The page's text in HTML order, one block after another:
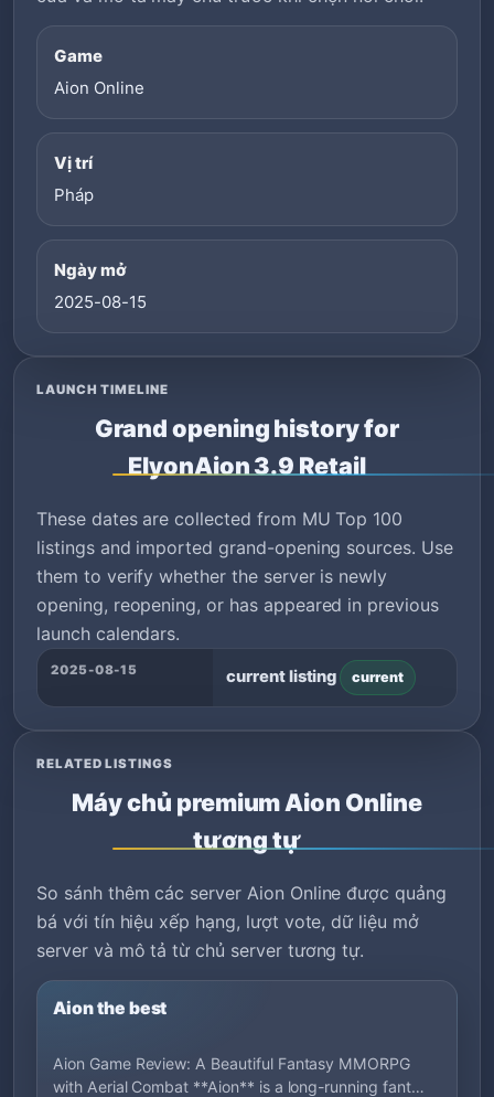
Game
Aion Online
Vị trí
Pháp
Ngày mở
2025-08-15
LAUNCH TIMELINE
Grand opening history for
ElyonAion 3.9 Retail
These dates are collected from MU Top 100
listings and imported grand-opening sources. Use
them to verify whether the server is newly
opening, reopening, or has appeared in previous
launch calendars.
2025-08-15 current listing current
RELATED LISTINGS
Máy chủ premium Aion Online
tương tự
So sánh thêm các server Aion Online được quảng
bá với tín hiệu xếp hạng, lượt vote, dữ liệu mở
server và mô tả từ chủ server tương tự.
Aion the best
Aion Game Review: A Beautiful Fantasy MMORPG
with Aerial Combat **Aion** is a long-running fant…